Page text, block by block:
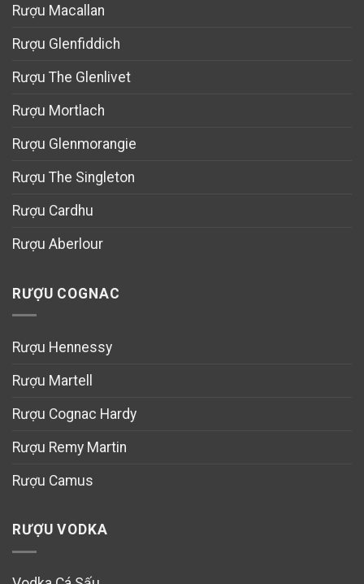
Rượu Macallan
Rượu Glenfiddich
Rượu The Glenlivet
Rượu Mortlach
Rượu Glenmorangie
Rượu The Singleton
Rượu Cardhu
Rượu Aberlour
RƯỢU COGNAC
Rượu Hennessy
Rượu Martell
Rượu Cognac Hardy
Rượu Remy Martin
Rượu Camus
RƯỢU VODKA